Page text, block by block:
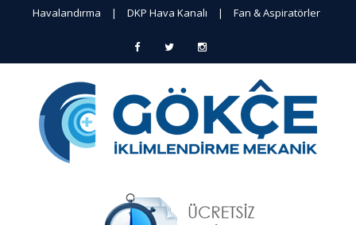
Havalandırma | DKP Hava Kanalı | Fan & Aspiratörler